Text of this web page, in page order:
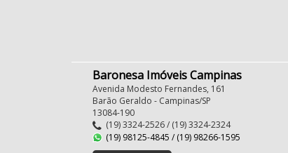
Baronesa Imóveis Campinas
Avenida Modesto Fernandes, 161
Barão Geraldo - Campinas/SP
13084-190
(19) 3324-2526 / (19) 3324-2324
(19) 98125-4845 / (19) 98266-1595